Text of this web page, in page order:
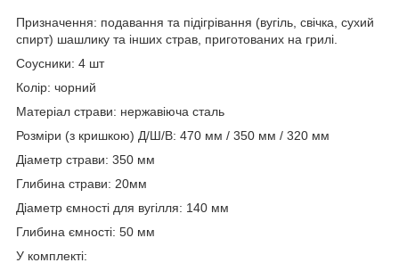
Призначення: подавання та підігрівання (вугіль, свічка, сухий
спирт) шашлику та інших страв, приготованих на грилі.
Соусники: 4 шт
Колір: чорний
Матеріал страви: нержавіюча сталь
Розміри (з кришкою) Д/Ш/В: 470 мм / 350 мм / 320 мм
Діаметр страви: 350 мм
Глибина страви: 20мм
Діаметр ємності для вугілля: 140 мм
Глибина ємності: 50 мм
У комплекті: